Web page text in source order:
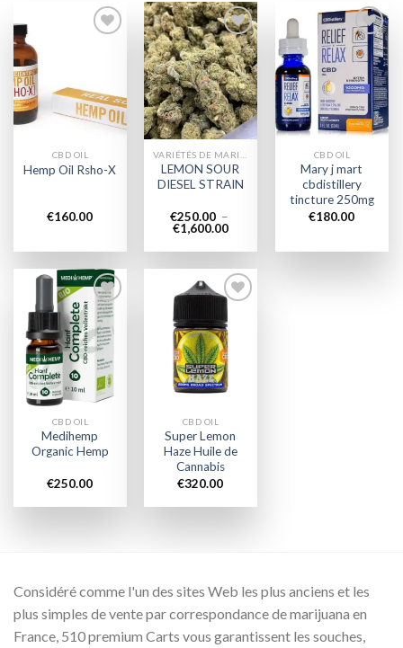
wishlist
CBD OIL
Hemp Oil Rsho-X
€160.00
Add to
wishlist
LEMON SOUR
DIESEL STRAIN
€250.00 –
€1,600.00Plage
prix :
à
€1,600.00
Add to
wishlist
CBD OIL
Mary j mart
cbdistillery
tincture 250mg
€180.00
Add to
wishlist
CBD OIL
Medihemp
Organic Hemp
€250.00
Add to
wishlist
CBD OIL
Super Lemon
Haze Huile de
Cannabis
€320.00
Considéré comme l'un des sites Web les plus anciens et les
plus simples de vente par correspondance de marijuana en
France, 510 premium Carts vous garantissent les souches,